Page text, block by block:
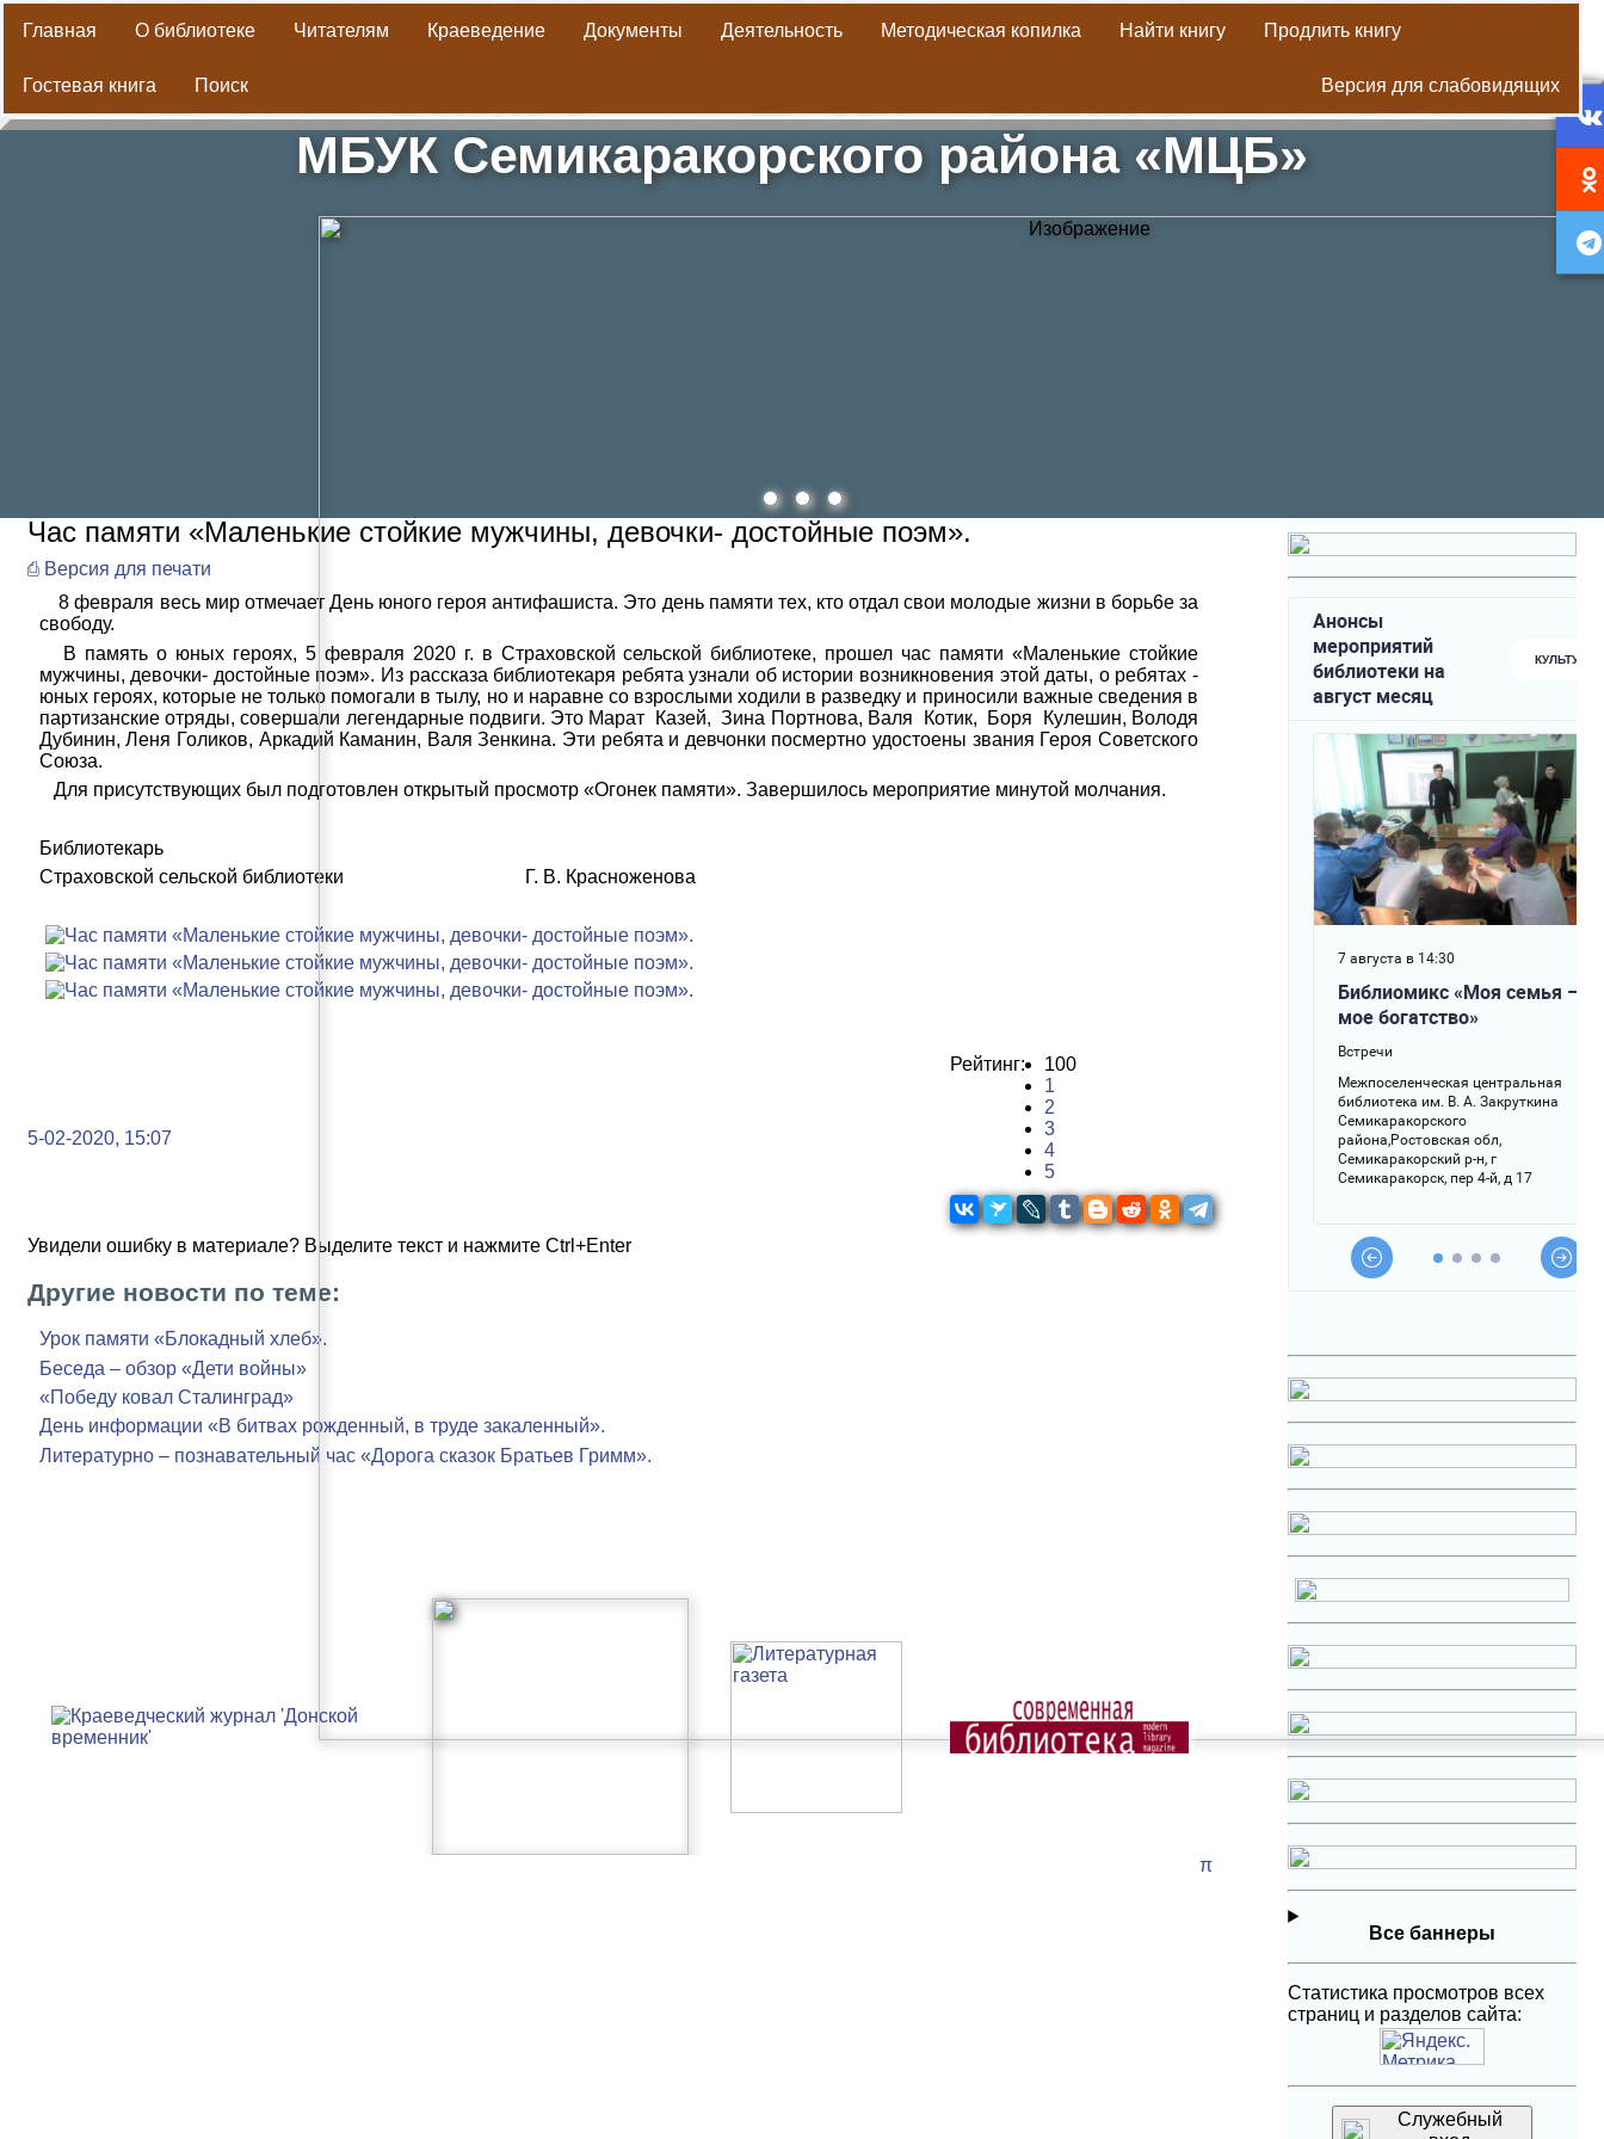
МБУК Семикаракорского района «МЦБ»
Главная О библиотеке Читателям Краеведение Документы Деятельность Методическая копилка Найти книгу Продлить книгу
Гостевая книга Поиск Версия для слабовидящих
Час памяти «Маленькие стойкие мужчины, девочки- достойные поэм».
⎙ Версия для печати
8 февраля весь мир отмечает День юного героя антифашиста. Это день памяти тех, кто отдал свои молодые жизни в борь6е за
свободу.
В память о юных героях, 5 февраля 2020 г. в Страховской сельской библиотеке, прошел час памяти «Маленькие стойкие
мужчины, девочки- достойные поэм». Из рассказа библиотекаря ребята узнали об истории возникновения этой даты, о ребятах -
юных героях, которые не только помогали в тылу, но и наравне со взрослыми ходили в разведку и приносили важные сведения в
партизанские отряды, совершали легендарные подвиги. Это Марат Казей, Зина Портнова, Валя Котик, Боря Кулешин, Володя
Дубинин, Леня Голиков, Аркадий Каманин, Валя Зенкина. Эти ребята и девчонки посмертно удостоены звания Героя Советского
Союза.
Для присутствующих был подготовлен открытый просмотр «Огонек памяти». Завершилось мероприятие минутой молчания.
Библиотекарь
Страховской сельской библиотеки Г. В. Красноженова
5-02-2020, 15:07
Рейтинг:
100
1
2
3
4
5
Увидели ошибку в материале? Выделите текст и нажмите Ctrl+Enter
Другие новости по теме:
Урок памяти «Блокадный хлеб».
Беседа – обзор «Дети войны»
«Победу ковал Сталинград»
День информации «В битвах рожденный, в труде закаленный».
Литературно – познавательный час «Дорога сказок Братьев Гримм».
π
Все баннеры
Статистика просмотров всех
страниц и разделов сайта:
Служебный